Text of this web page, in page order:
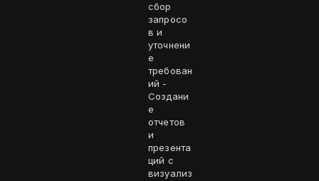
сбор
запросо
в и
уточнени
е
требован
ий -
Создани
е
отчетов
и
презента
ций с
визуализ